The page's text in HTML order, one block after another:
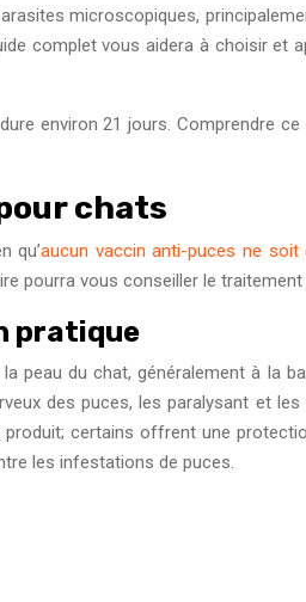
microscopiques,
complet vous aidera à choisir
environ 21 jours. Comprendre
chats
qu’aucun vaccin anti-puces ne soit
pourra vous conseiller le traitement
pratique
peau du chat, généralement à la
des puces, les paralysant et
certains offrent une
les infestations de puces.